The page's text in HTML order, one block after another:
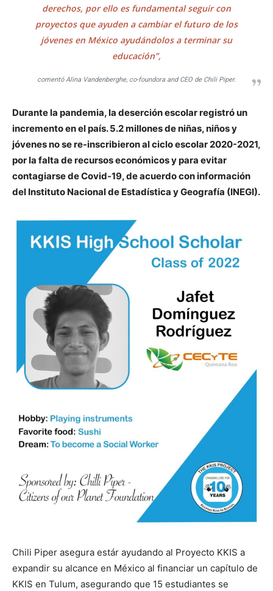
derechos, por ello es fundamental seguir con
proyectos que ayuden a cambiar el futuro de los
jóvenes en México ayudándolos a terminar su
educación”,
comentó Alina Vandenberghe, co-foundora and CEO de Chili Piper.
Durante la pandemia, la deserción escolar registró un
incremento en el país. 5.2 millones de niñas, niños y
jóvenes no se re-inscribieron al ciclo escolar 2020-2021,
por la falta de recursos económicos y para evitar
contagiarse de Covid-19, de acuerdo con información
del Instituto Nacional de Estadística y Geografía (INEGI).
Chili Piper asegura estár ayudando al Proyecto KKIS a
expandir su alcance en México al financiar un capítulo de
KKIS en Tulum, asegurando que 15 estudiantes se